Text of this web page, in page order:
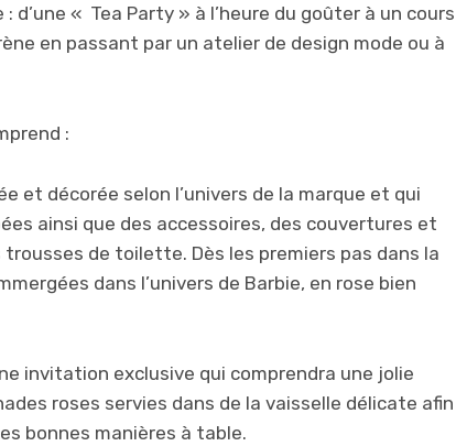
: d’une « Tea Party » à l’heure du goûter à un cours
en passant par un atelier de design mode ou à
:
et décorée selon l’univers de la marque et qui
ainsi que des accessoires, des couvertures et
trousses de toilette. Dès les premiers pas dans la
dans l’univers de Barbie, en rose bien
invitation exclusive qui comprendra une jolie
roses servies dans de la vaisselle délicate afin
bonnes manières à table.